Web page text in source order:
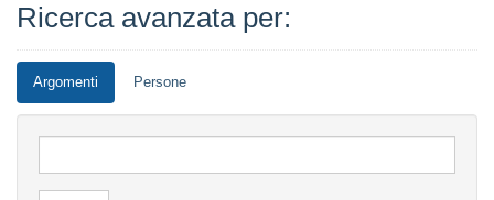
Ricerca avanzata per:
Argomenti Persone